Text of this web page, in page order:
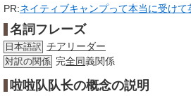
PR:ネイティブキャンプって本当に受けて
名詞フレーズ
日本語訳 チアリーダー
対訳の関係 完全同義関係
啦啦队队长の概念の説明